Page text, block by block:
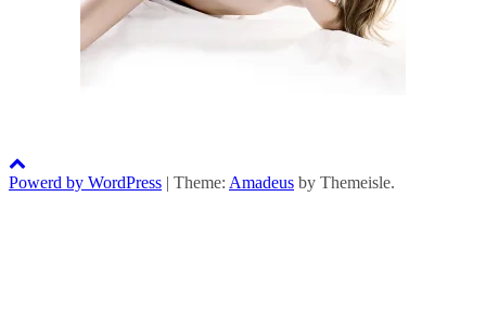
Powerd by WordPress | Theme: Amadeus by Themeisle.